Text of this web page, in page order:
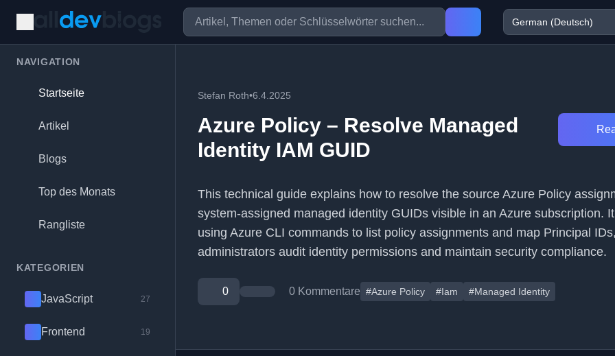
NAVIGATION
Startseite
Artikel
Blogs
Top des Monats
Rangliste
KATEGORIEN
JavaScript 27
Frontend 19
Stefan Roth•6.4.2025
Azure Policy – Resolve Managed
Identity IAM GUID
This technical guide explains how to resolve the source Azure Policy
system-assigned managed identity GUIDs visible in an Azure subscription.
using Azure CLI commands to list policy assignments and map Principal
administrators audit identity permissions and maintain security compliance.
0 0 Kommentare #Azure Policy #Iam #Managed Identity